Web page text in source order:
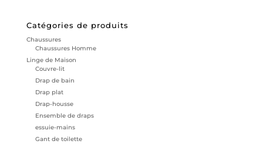
Catégories de produits
Chaussures
Chaussures Homme
Linge de Maison
Couvre-lit
Drap de bain
Drap plat
Drap-housse
Ensemble de draps
essuie-mains
Gant de toilette